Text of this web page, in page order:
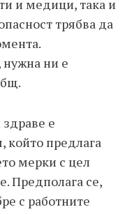
и медици, така и
трябва да
ни е
е
който предлага
мерки с цел
Предполага се,
с работните